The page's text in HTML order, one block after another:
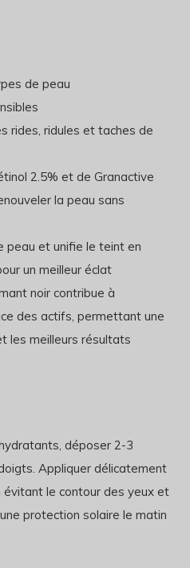
de peau
rides, ridules et taches de
2.5% et de Granactive
la peau sans
peau et unifie le teint en
un meilleur éclat
noir contribue à
des actifs, permettant une
les meilleurs résultats
déposer 2-3
Appliquer délicatement
le contour des yeux et
protection solaire le matin